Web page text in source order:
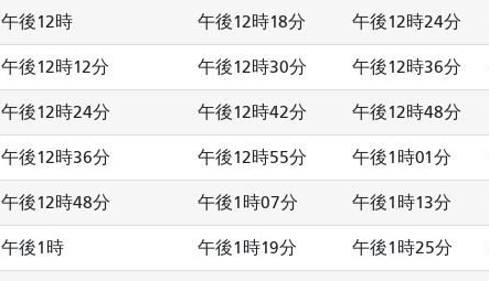
午後12時 午後12時18分 午後12時24分
午後12時12分 午後12時30分 午後12時36分
午後12時24分 午後12時42分 午後12時48分
午後12時36分 午後12時55分 午後1時01分
午後12時48分 午後1時07分 午後1時13分
午後1時 午後1時19分 午後1時25分